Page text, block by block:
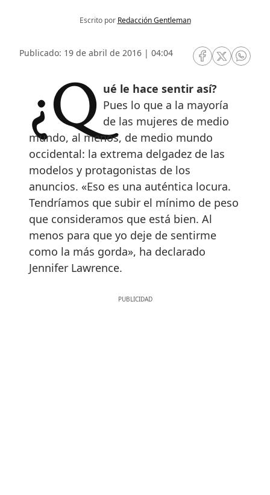
Escrito por Redacción Gentleman
Publicado: 19 de abril de 2016 | 04:04
RRSS Facebook
RRSSRRSS
¿Qué le hace sentir así?
Pues lo que a la mayoría
de las mujeres de medio
mundo, al menos, de medio mundo
occidental: la extrema delgadez de las
modelos y protagonistas de los
anuncios. «Eso es una auténtica locura.
Tendríamos que subir el mínimo de peso
que consideramos que está bien. Al
menos para que yo deje de sentirme
como la más gorda», ha declarado
Jennifer Lawrence.